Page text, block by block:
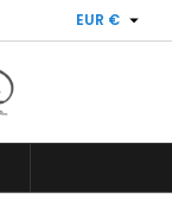
EUR € 